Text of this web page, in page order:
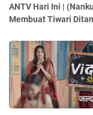
ANTV Hari Ini | (Nanku
Membuat Tiwari